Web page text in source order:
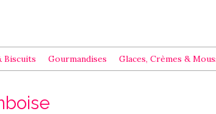
Biscuits Gourmandises Glaces, Crèmes &